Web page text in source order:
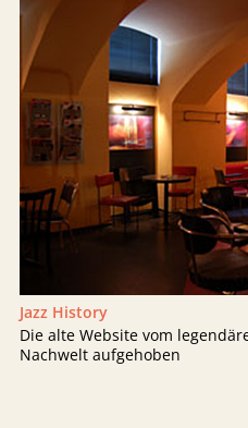
Jazz History
Die alte Website vom
Nachwelt aufgehoben